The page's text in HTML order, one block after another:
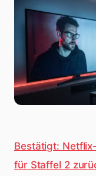
Bestätigt:
für Staffel 2